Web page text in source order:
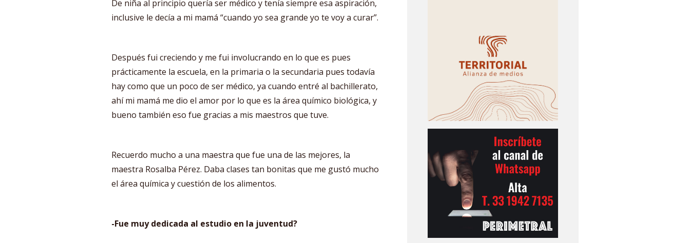
De niña al principio quería ser médico y tenía siempre esa aspiración,
inclusive le decía a mi mamá “cuando yo sea grande yo te voy a curar”.
Después fui creciendo y me fui involucrando en lo que es pues
prácticamente la escuela, en la primaria o la secundaria pues todavía
hay como que un poco de ser médico, ya cuando entré al bachillerato,
ahí mi mamá me dio el amor por lo que es la área químico biológica, y
bueno también eso fue gracias a mis maestros que tuve.
Recuerdo mucho a una maestra que fue una de las mejores, la
maestra Rosalba Pérez. Daba clases tan bonitas que me gustó mucho
el área química y cuestión de los alimentos.
-Fue muy dedicada al estudio en la juventud?